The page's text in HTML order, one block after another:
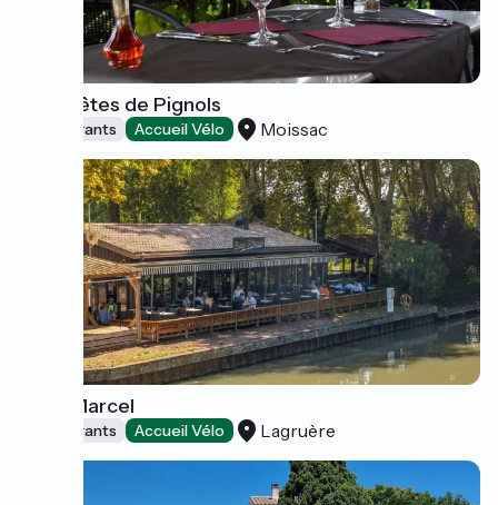
Les Crêtes de Pignols
Restaurants Accueil Vélo Moissac
Chez Marcel
Restaurants Accueil Vélo Lagruère